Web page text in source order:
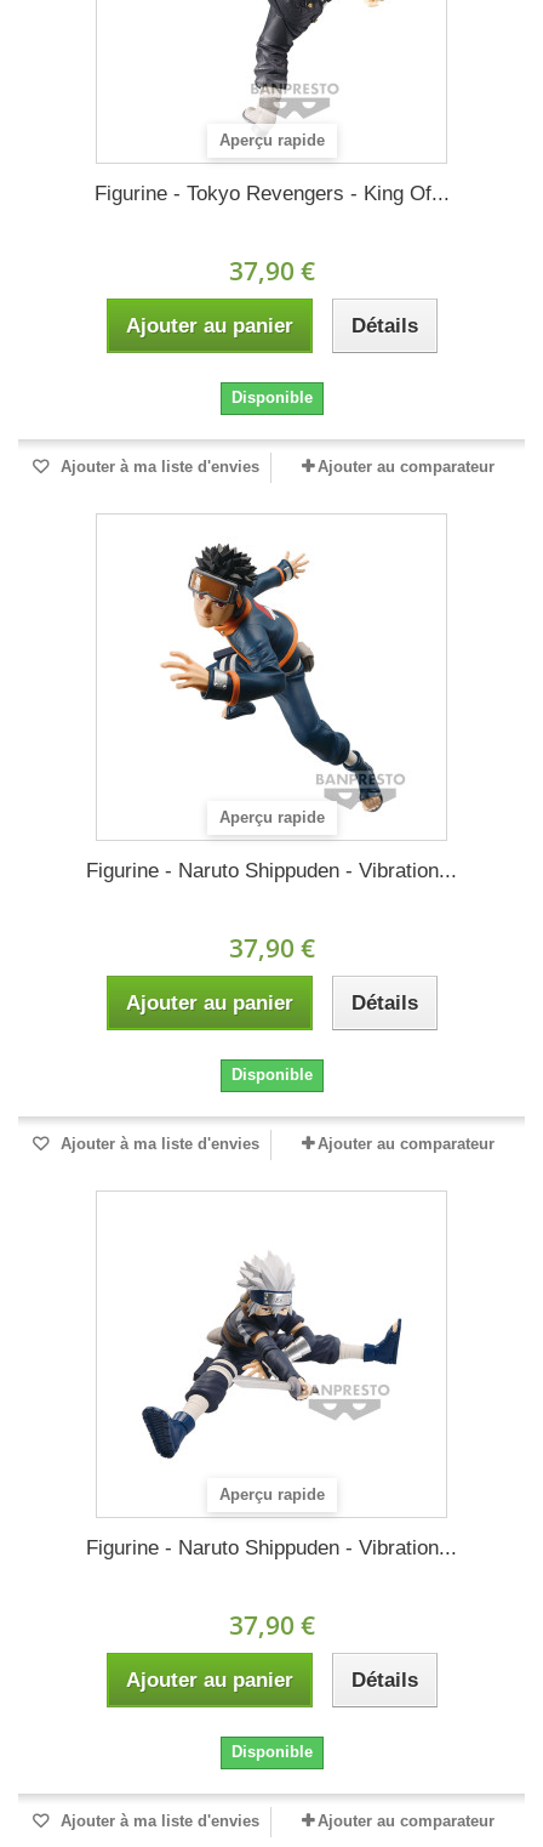
Aperçu rapide
Figurine - Tokyo Revengers - King Of...
37,90 €
Ajouter au panier Détails
Disponible
Ajouter à ma liste d'envies Ajouter au comparateur
Aperçu rapide
Figurine - Naruto Shippuden - Vibration...
37,90 €
Ajouter au panier Détails
Disponible
Ajouter à ma liste d'envies Ajouter au comparateur
Aperçu rapide
Figurine - Naruto Shippuden - Vibration...
37,90 €
Ajouter au panier Détails
Disponible
Ajouter à ma liste d'envies Ajouter au comparateur